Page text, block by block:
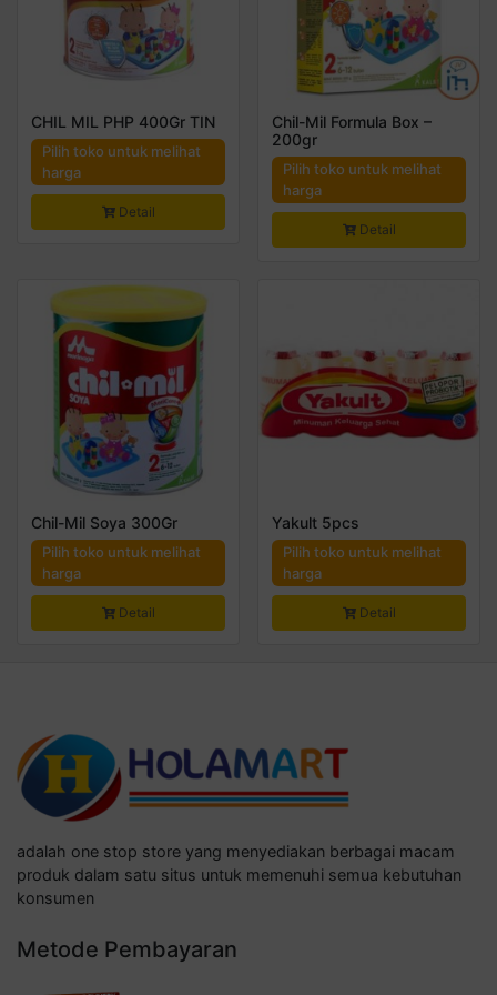
CHIL MIL PHP 400Gr TIN
Pilih toko untuk melihat
harga
Detail
Chil-Mil Formula Box –
200gr
Pilih toko untuk melihat
harga
Detail
Chil-Mil Soya 300Gr
Pilih toko untuk melihat
harga
Detail
Yakult 5pcs
Pilih toko untuk melihat
harga
Detail
adalah one stop store yang menyediakan berbagai macam
produk dalam satu situs untuk memenuhi semua kebutuhan
konsumen
Metode Pembayaran